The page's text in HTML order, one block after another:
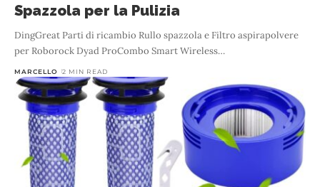
Spazzola per la Pulizia
DingGreat Parti di ricambio Rullo spazzola e Filtro aspirapolvere
per Roborock Dyad ProCombo Smart Wireless…
MARCELLO 2 MIN READ